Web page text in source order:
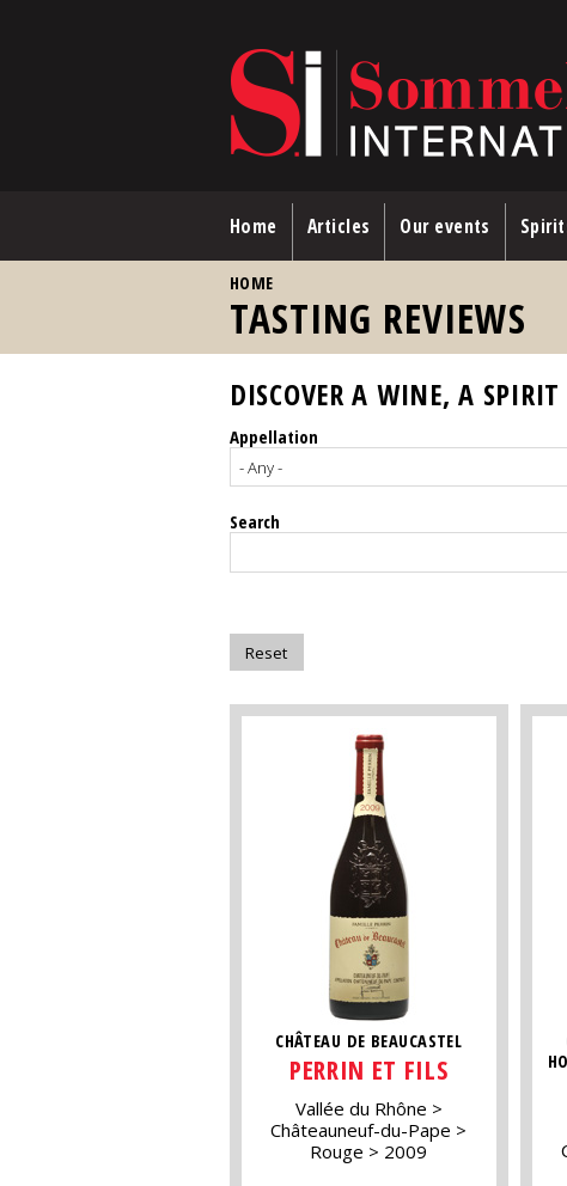
Home Articles Our events
HOME
TASTING REVIEWS
DISCOVER A WINE, A SPIRIT
Appellation
Search
CHÂTEAU DE BEAUCASTEL
PERRIN ET FILS
Vallée du Rhône
Châteauneuf-du-Pape
Rouge
2009